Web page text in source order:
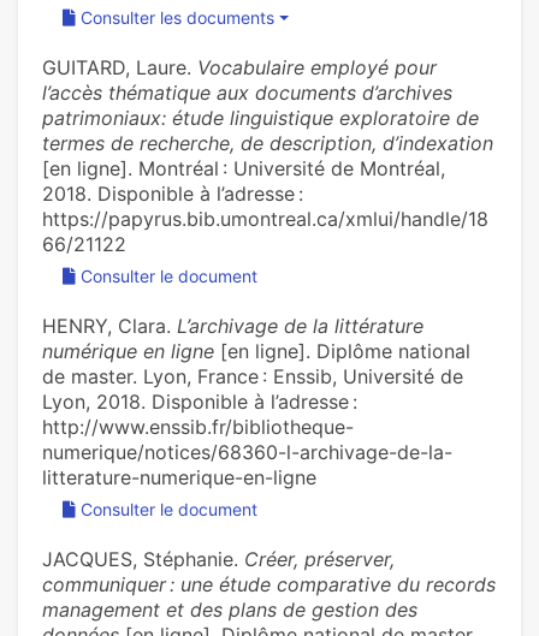
Consulter les documents
GUITARD, Laure. Vocabulaire employé pour
l’accès thématique aux documents d’archives
patrimoniaux: étude linguistique exploratoire de
termes de recherche, de description, d’indexation
[en ligne]. Montréal : Université de Montréal,
2018. Disponible à l’adresse :
https://papyrus.bib.umontreal.ca/xmlui/handle/18
66/21122
Consulter le document
HENRY, Clara. L’archivage de la littérature
numérique en ligne [en ligne]. Diplôme national
de master. Lyon, France : Enssib, Université de
Lyon, 2018. Disponible à l’adresse :
http://www.enssib.fr/bibliotheque-
numerique/notices/68360-l-archivage-de-la-
litterature-numerique-en-ligne
Consulter le document
JACQUES, Stéphanie. Créer, préserver,
communiquer : une étude comparative du records
management et des plans de gestion des